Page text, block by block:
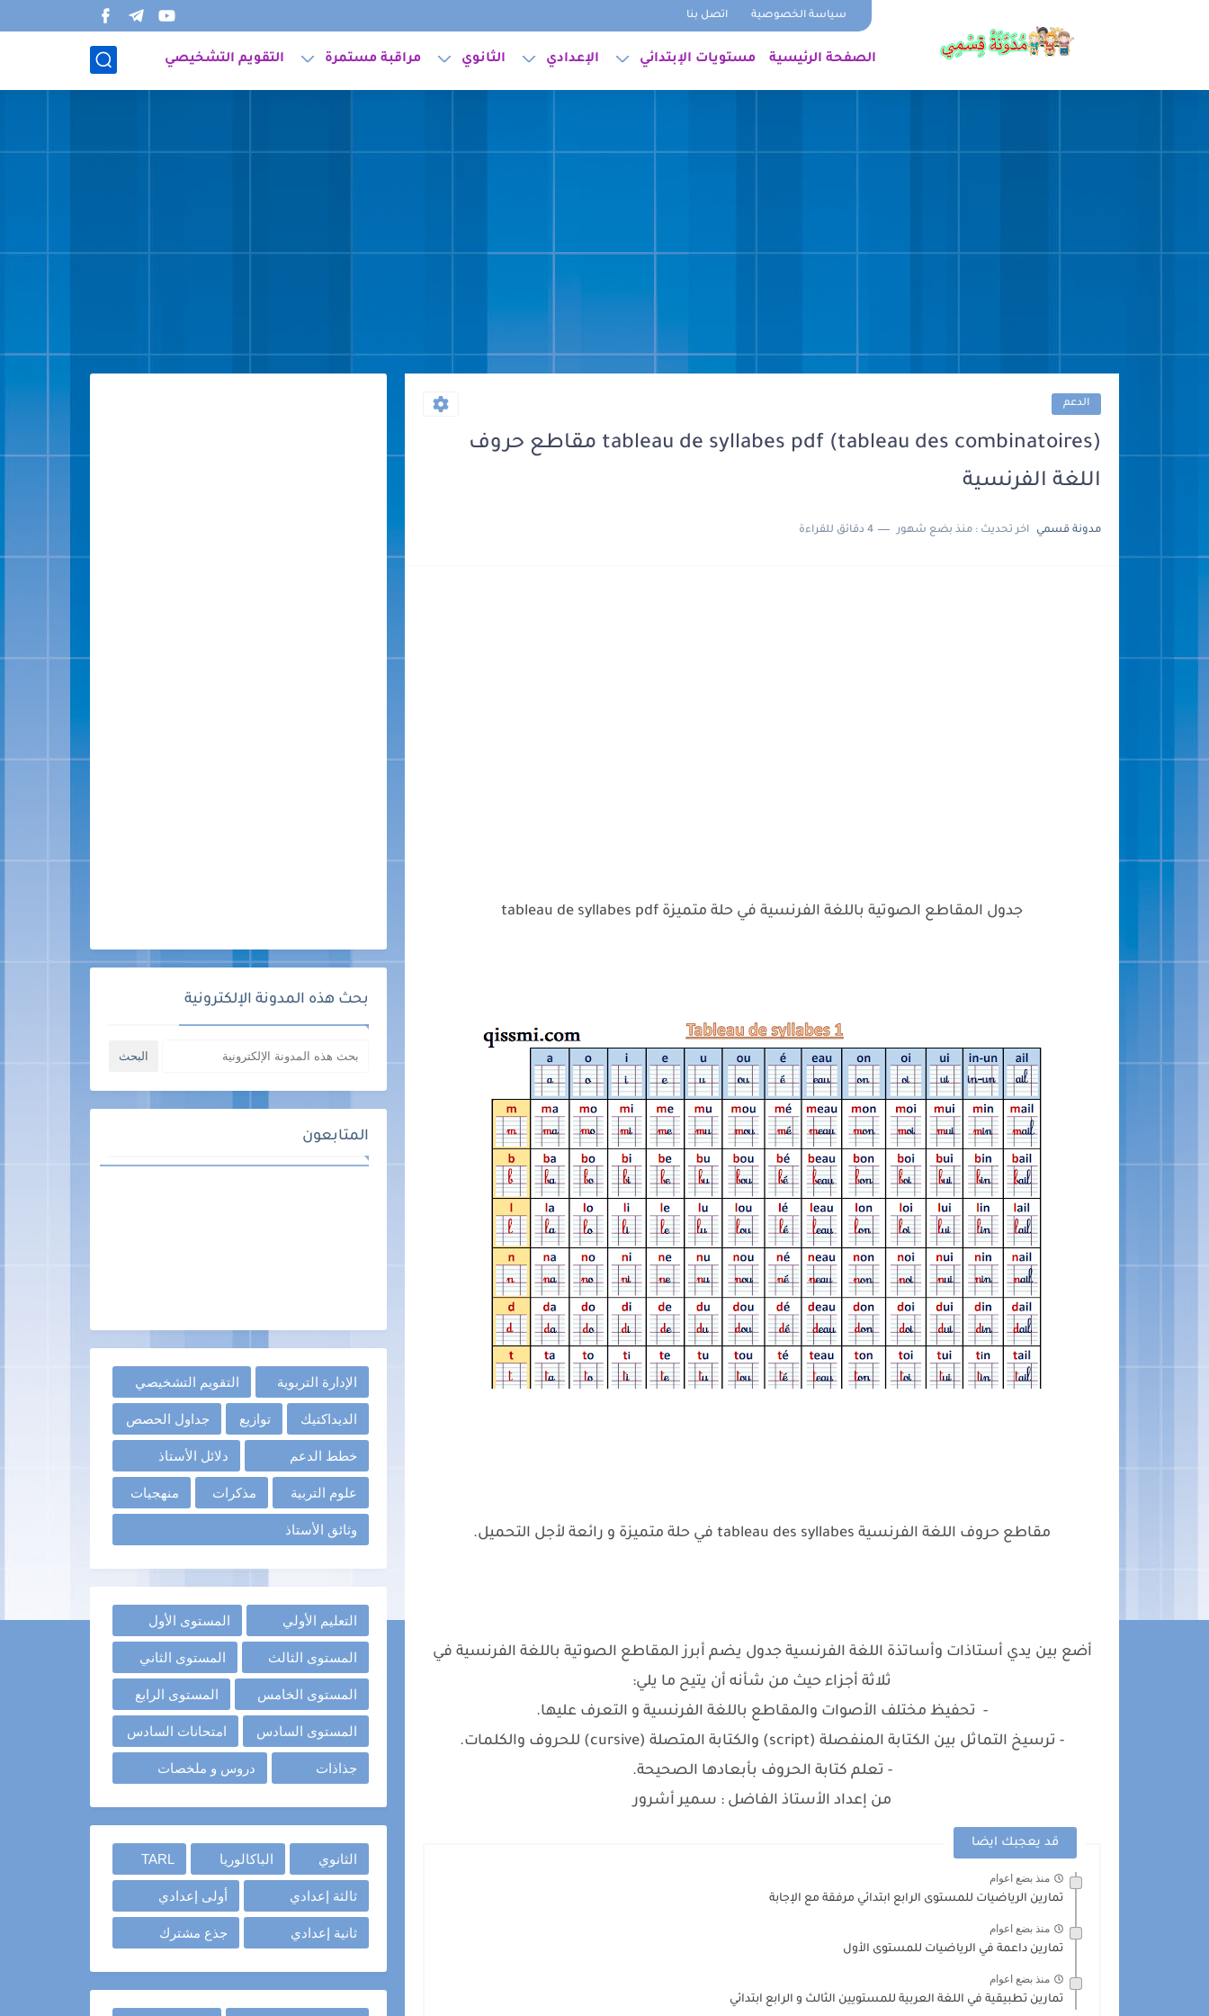
سياسة الخصوصية اتصل بنا
الصفحة الرئيسية مستويات الإبتدائي الإعدادي الثانوي مراقبة مستمرة التقويم التشخيصي
الدعم
tableau de syllabes pdf (tableau des combinatoires) مقاطع حروف
اللغة الفرنسية
مدونة قسمي اخر تحديث : منذ بضع شهور 4 دقائق للقراءة
جدول المقاطع الصوتية باللغة الفرنسية في حلة متميزة tableau de syllabes pdf
مقاطع حروف اللغة الفرنسية tableau des syllabes في حلة متميزة و رائعة لأجل التحميل.
أضع بين يدي أستاذات وأساتذة اللغة الفرنسية جدول يضم أبرز المقاطع الصوتية باللغة الفرنسية في
ثلاثة أجزاء حيث من شأنه أن يتيح ما يلي:
- تحفيظ مختلف الأصوات والمقاطع باللغة الفرنسية و التعرف عليها.
- ترسيخ التماثل بين الكتابة المنفصلة (script) والكتابة المتصلة (cursive) للحروف والكلمات.
- تعلم كتابة الحروف بأبعادها الصحيحة.
من إعداد الأستاذ الفاضل : سمير أشرور
قد يعجبك ايضا
منذ بضع اعوام
تمارين الرياضيات للمستوى الرابع ابتدائي مرفقة مع الإجابة
منذ بضع اعوام
تمارين داعمة في الرياضيات للمستوى الأول
منذ بضع اعوام
تمارين تطبيقية في اللغة العربية للمستويين الثالث و الرابع ابتدائي
بحث هذه المدونة الإلكترونية
المتابعون
الإدارة التربوية التقويم التشخيصي
الديداكتيك توازيع جداول الحصص
خطط الدعم دلائل الأستاذ
علوم التربية مذكرات منهجيات
وثائق الأستاذ
التعليم الأولي المستوى الأول
المستوى الثالث المستوى الثاني
المستوى الخامس المستوى الرابع
المستوى السادس امتحانات السادس
جذاذات دروس و ملخصات
الثانوي الباكالوريا TARL
ثالثة إعدادي أولى إعدادي
ثانية إعدادي جذع مشترك